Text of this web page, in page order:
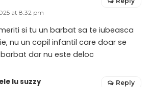
at 8:32 pm
si tu un barbat sa te iubeasca
nu un copil infantil care doar se
dar nu este deloc
lu suzzy Reply